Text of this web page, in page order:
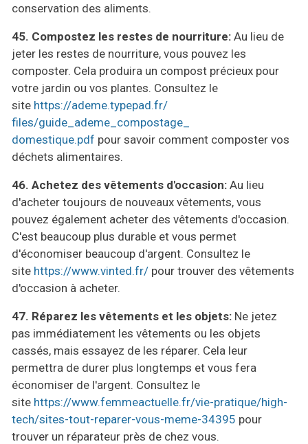
conservation des aliments.
45. Compostez les restes de nourriture: Au lieu de
jeter les restes de nourriture, vous pouvez les
composter. Cela produira un compost précieux pour
votre jardin ou vos plantes. Consultez le
site https://ademe.typepad.fr/
files/guide_ademe_compostage_
domestique.pdf pour savoir comment composter vos
déchets alimentaires.
46. Achetez des vêtements d'occasion: Au lieu
d'acheter toujours de nouveaux vêtements, vous
pouvez également acheter des vêtements d'occasion.
C'est beaucoup plus durable et vous permet
d'économiser beaucoup d'argent. Consultez le
site https://www.vinted.fr/ pour trouver des vêtements
d'occasion à acheter.
47. Réparez les vêtements et les objets: Ne jetez
pas immédiatement les vêtements ou les objets
cassés, mais essayez de les réparer. Cela leur
permettra de durer plus longtemps et vous fera
économiser de l'argent. Consultez le
site https://www.femmeactuelle.fr/vie-pratique/high-
tech/sites-tout-reparer-vous-meme-34395 pour
trouver un réparateur près de chez vous.